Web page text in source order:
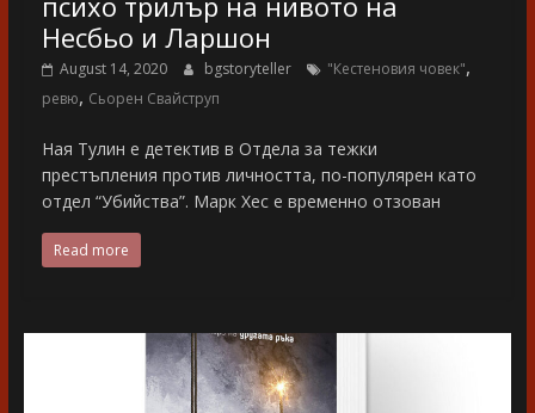
Несбьо и Ларшон
August 14, 2020 bgstoryteller "Кестеновия човек",
ревю, Сьорен Свайструп
Ная Тулин е детектив в Отдела за тежки
престъпления против личността, по-популярен като
отдел “Убийства”. Марк Хес е временно отзован
Read more